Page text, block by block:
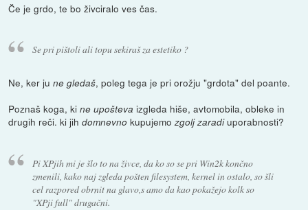
Če je grdo, te bo živciralo ves čas.
Se pri pištoli ali topu sekiraš za estetiko ?
Ne, ker june gledaš, poleg tega je pri orožju "grdota" del poante.
Poznaš koga, kine upošteva izgleda hiše, avtomobila, obleke in
drugih reči. ki jihdomnevno kupujemozgolj zaradiuporabnosti?
Pi XPjih mi je šlo to na živce, da ko so se pri Win2k končno
zmenili, kako naj zgleda pošten filesystem, kernel in ostalo, so šli
cel razpored obrnit na glavo,s amo da kao pokažejo kolk so
"XPji full" drugačni.